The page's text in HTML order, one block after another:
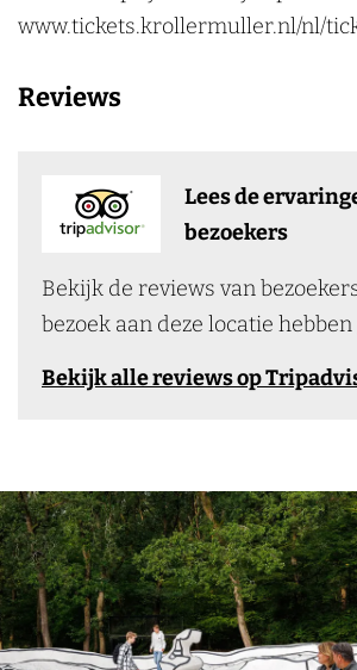
www.tickets.krollermuller.nl/nl/
Reviews
Lees de
bezoekers
Bekijk de reviews van
bezoek aan deze locatie
Bekijk alle reviews op